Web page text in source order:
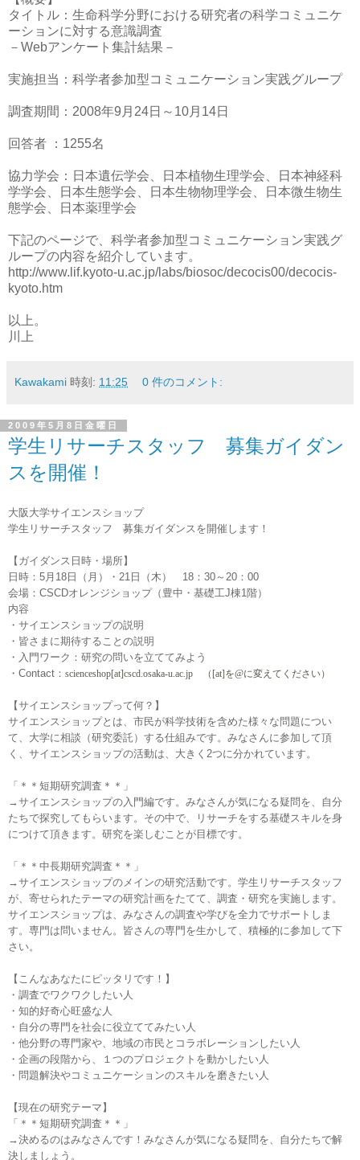
タイトル：生命科学分野における研究者の科学コミュニケ
ーションに対する意識調査
－Webアンケート集計結果－
実施担当：科学者参加型コミュニケーション実践グループ
調査期間：2008年9月24日～10月14日
回答者 ：1255名
協力学会：日本遺伝学会、日本植物生理学会、日本神経科
学学会、日本生態学会、日本生物物理学会、日本微生物生
態学会、日本薬理学会
下記のページで、科学者参加型コミュニケーション実践グ
ループの内容を紹介しています。
http://www.lif.kyoto-u.ac.jp/labs/biosoc/decocis00/decocis-
kyoto.htm
以上。
川上
Kawakami 時刻: 11:25 0 件のコメント:
2009年5月8日金曜日
学生リサーチスタッフ 募集ガイダン
スを開催！
大阪大学サイエンスショップ
学生リサーチスタッフ 募集ガイダンスを開催します！
【ガイダンス日時・場所】
日時：5月18日（月）・21日（木） 18：30～20：00
会場：CSCDオレンジショップ（豊中・基礎工J棟1階）
内容
・サイエンスショップの説明
・皆さまに期待することの説明
・入門ワーク：研究の問いを立ててみよう
・Contact： scienceshop[at]cscd.osaka-u.ac.jp （[at]を@に変えてください）
【サイエンスショップって何？】
サイエンスショップとは、 市民が科学技術を含めた様々な問題につい
て、大学に相談（研究委託）する仕組みです。みなさんに参加して頂
く、 サイエンスショップの活動は、大きく2つに分かれています。
「＊＊短期研究調査＊＊」
→サイエンスショップの入門編です。みなさんが気になる疑問を、 自分
たちで探究してもらいます。その中で、
リサーチをする基礎スキルを身
につけて頂きます。 研究を楽しむことが目標です。
「＊＊中長期研究調査＊＊」
→サイエンスショップのメインの研究活動です。 学生リサーチスタッフ
が、寄せられたテーマの研究計画をたてて、 調査・研究を実施します。
サイエンスショップは、 みなさんの調査や学びを全力でサポートしま
す。 専門は問いません。皆さんの専門を生かして、 積極的に参加して下
さい。
【こんなあなたにピッタリです！】
・調査でワクワクしたい人
・知的好奇心旺盛な人
・自分の専門を社会に役立ててみたい人
・他分野の専門家や、地域の市民とコラボレーションしたい人
・企画の段階から、１つのプロジェクトを動かしたい人
・問題解決やコミュニケーションのスキルを磨きたい人
【現在の研究テーマ】
「＊＊短期研究調査＊＊」
→決めるのはみなさんです！みなさんが気になる疑問を、 自分たちで解
決しましょう。